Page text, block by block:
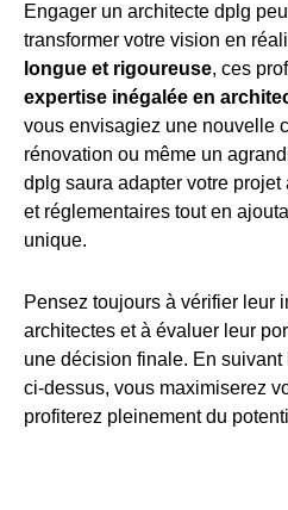
Engager un architecte dplg
transformer votre vision en
longue et rigoureuse, ces
expertise inégalée en
vous envisagiez une nouvelle
rénovation ou même un
dplg saura adapter votre
et réglementaires tout en
unique.
Pensez toujours à vérifier leur
architectes et à évaluer leur
une décision finale. En
ci-dessus, vous maximiserez
profiterez pleinement du